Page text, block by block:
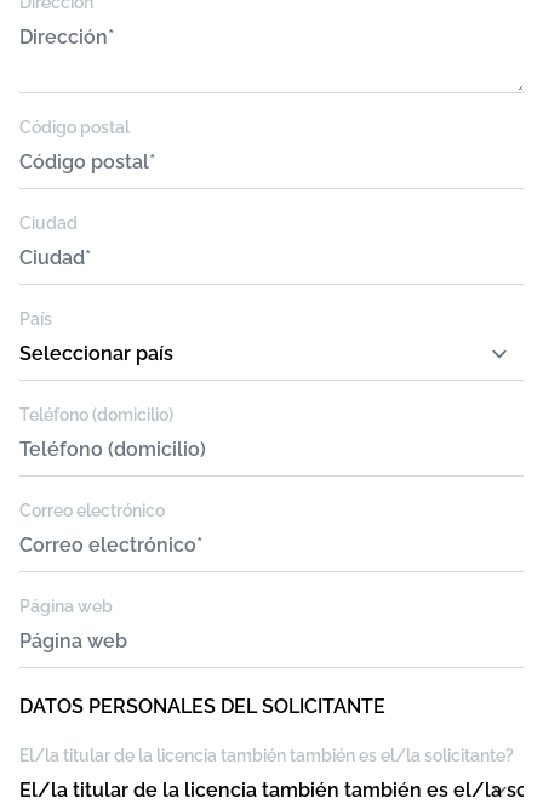
Código postal
Ciudad
País
Teléfono (domicilio)
Correo electrónico
Página web
DATOS PERSONALES DEL SOLICITANTE
El/la titular de la licencia también también es el/la solicitante?